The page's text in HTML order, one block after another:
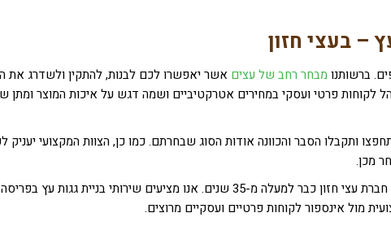
– בעצי חזון
ברשותנו מבחר רחב של עצים אשר יאפשרו לכם לבנות, להתקין ולשדרג את
לקוחות פרטי ועסקי במחירים אטרקטיביים ושמה דגש על איכות המוצר ומתן
ותקבלו הסבר והכוונה אודות הסוג שבחרתם. כמו כן, הצוות המקצועי יעניק
מכן.
תכנון והקמה של גגות עצים בישראל, זו המומחיות של חברת עצי חזון כבר למעלה מ-35 שנים. אנו מציעים שירותי בניית גגות עץ בפריסה
מול אינספור לקוחות פרטיים ועסקיים מרוצים.